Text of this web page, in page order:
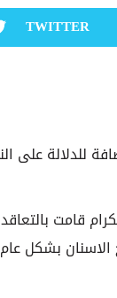
TWITTER
للدلالة على
قامت
بشكل